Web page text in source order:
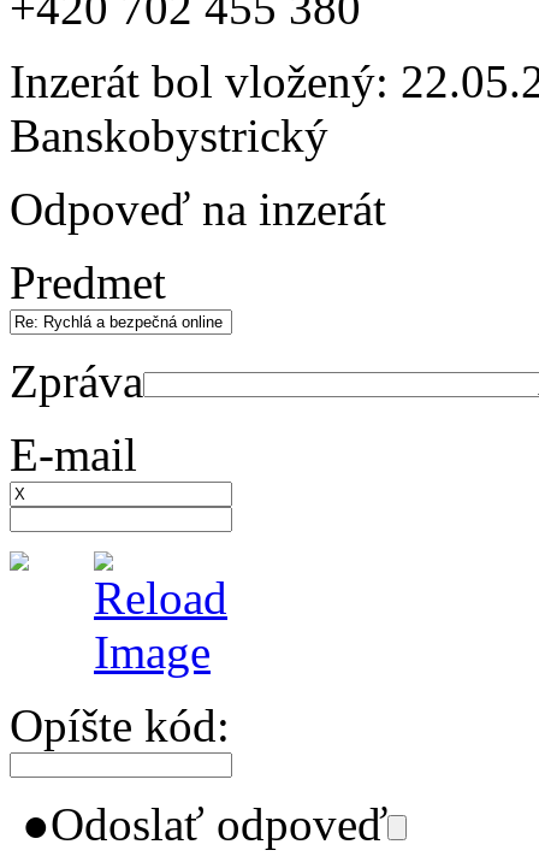
Inzerát bol vložený:
Banskobystrický
Odpoveď na inzerát
Predmet
Zpráva
E-mail
Opíšte kód:
●Odoslať odpoveď